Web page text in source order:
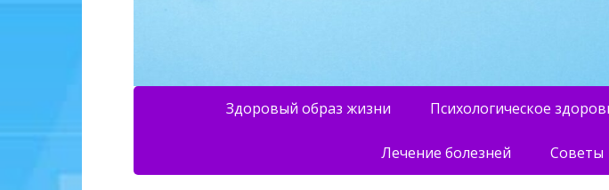
Здоровый образ жизни Психологическое
Лечение болезней Советы